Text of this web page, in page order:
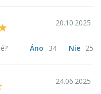
20.10.2025
Áno 34 Nie 25
24.06.2025